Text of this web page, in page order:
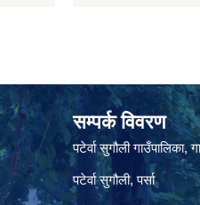
सम्पर्क विवरण
पटेर्वा सुगौली गाउँपालिका,
पटेर्वा सुगौली, पर्सा